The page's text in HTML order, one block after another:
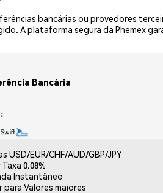
bancárias ou provedores
A plataforma segura da Phemex
Bancária
USD/EUR/CHF/AUD/GBP/JPY
0.08%
Instantâneo
para Valores maiores